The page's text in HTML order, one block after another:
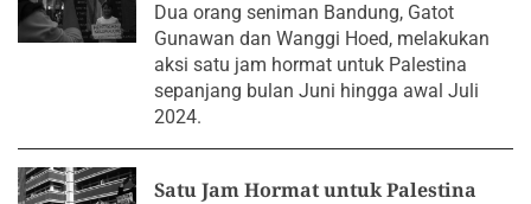
Dua orang seniman Bandung, Gatot
Gunawan dan Wanggi Hoed, melakukan
aksi satu jam hormat untuk Palestina
sepanjang bulan Juni hingga awal Juli
2024.
Satu Jam Hormat untuk Palestina